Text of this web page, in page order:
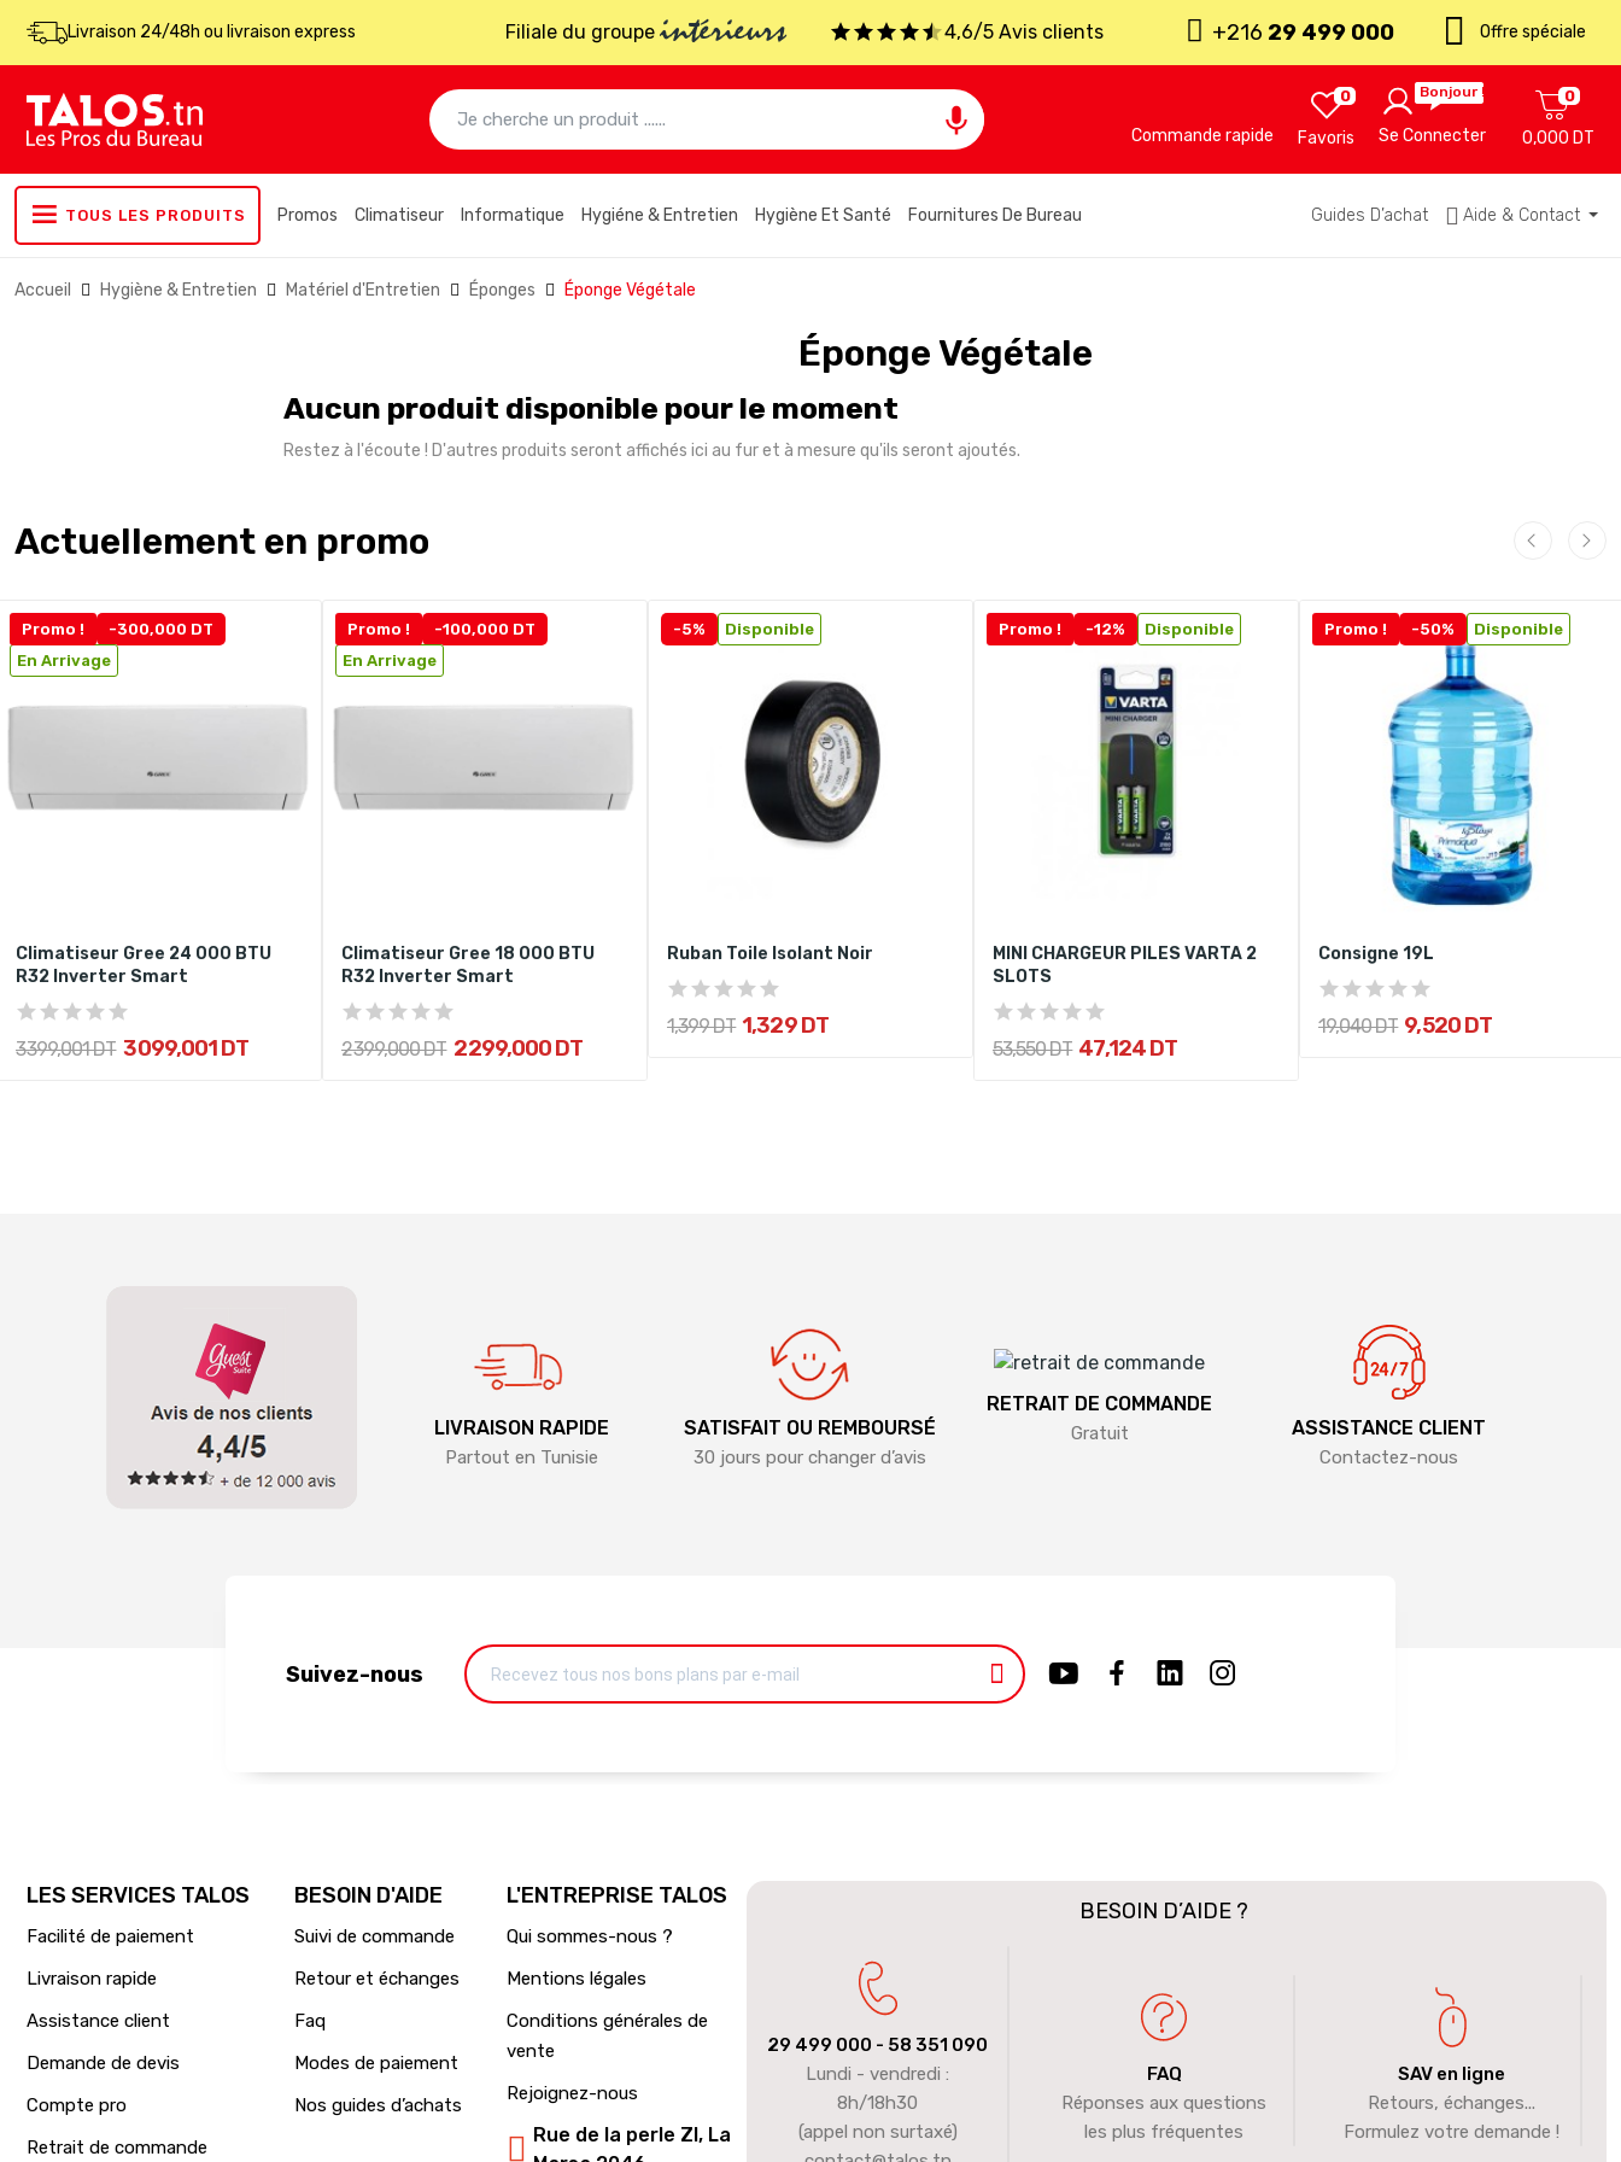
Livraison 24/48h ou livraison express Filiale du groupeintérieurs 4,6/5 Avis clients +216 29 499 000 Offre spéciale
 Commande rapide Favoris
0 Bonjour !
Se Connecter 0,000 DT
0
TOUS LES PRODUITS Promos Climatiseur Informatique Hygiéne & Entretien Hygiène Et Santé Fournitures De Bureau Guides D’achat Aide & Contact
Accueil Hygiène & Entretien Matériel d'Entretien Éponges Éponge Végétale
Éponge Végétale
Aucun produit disponible pour le moment
Restez à l'écoute ! D'autres produits seront affichés ici au fur et à mesure qu'ils seront ajoutés.
Actuellement en promo
Promo !
-300,000 DT
En Arrivage
Climatiseur Gree 24 000 BTU
R32 Inverter Smart
3 399,001 DT 3 099,001 DT
Promo !
-100,000 DT
En Arrivage
Climatiseur Gree 18 000 BTU
R32 Inverter Smart
2 399,000 DT 2 299,000 DT
-5% Disponible
Ruban Toile Isolant Noir
1,399 DT 1,329 DT
Promo ! -12% Disponible
MINI CHARGEUR PILES VARTA 2
SLOTS
53,550 DT 47,124 DT
Promo ! -50% Disponible
Consigne 19L
19,040 DT 9,520 DT
LIVRAISON RAPIDE
Partout en Tunisie
SATISFAIT OU REMBOURSÉ
30 jours pour changer d’avis
RETRAIT DE COMMANDE
Gratuit ASSISTANCE CLIENT
Contactez-nous
Suivez-nous
LES SERVICES TALOS
Facilité de paiement
Livraison rapide
Assistance client
Demande de devis
Compte pro
Retrait de commande
BESOIN D'AIDE
Suivi de commande
Retour et échanges
Faq
Modes de paiement
Nos guides d’achats
L'ENTREPRISE TALOS
Qui sommes-nous ?
Mentions légales
Conditions générales de
vente
Rejoignez-nous
Rue de la perle ZI, La
BESOIN D’AIDE ?
29 499 000 - 58 351 090
Lundi - vendredi :
8h/18h30
(appel non surtaxé)
FAQ
Réponses aux questions
les plus fréquentes
SAV en ligne
Retours, échanges...
Formulez votre demande !